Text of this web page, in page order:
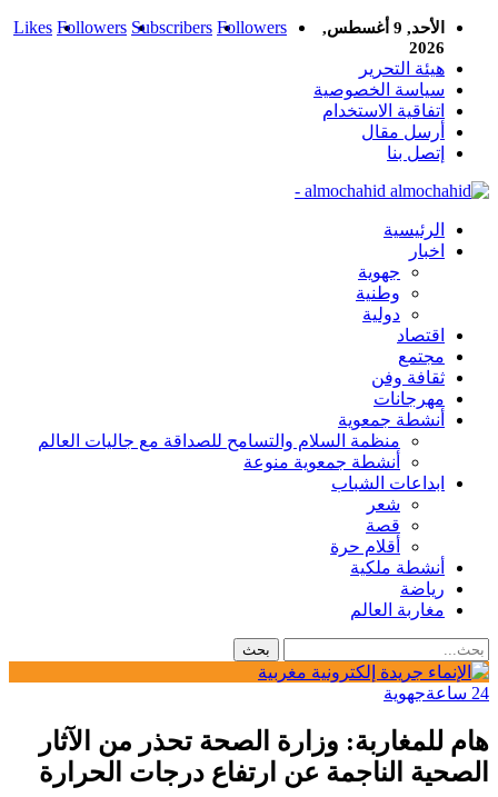
Likes Followers Subscribers Followers
الأحد, 9 أغسطس,
2026
هيئة التحرير
سياسة الخصوصية
اتفاقية الاستخدام
أرسل مقال
إتصل بنا
almochahid -
الرئيسية
اخبار
جهوية
وطنية
دولية
اقتصاد
مجتمع
ثقافة وفن
مهرجانات
أنشطة جمعوية
منظمة السلام والتسامح للصداقة مع جاليات العالم
أنشطة جمعوية منوعة
ابداعات الشباب
شعر
قصة
أقلام حرة
أنشطة ملكية
رياضة
مغاربة العالم
24 ساعة جهوية
هام للمغاربة: وزارة الصحة تحذر من الآثار
الصحية الناجمة عن ارتفاع درجات الحرارة